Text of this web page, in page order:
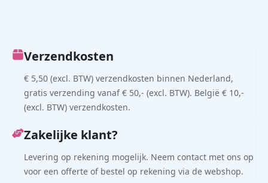
Verzendkosten
€ 5,50 (excl. BTW) verzendkosten binnen Nederland,
gratis verzending vanaf € 50,- (excl. BTW). België € 10,-
(excl. BTW) verzendkosten.
Zakelijke klant?
Levering op rekening mogelijk. Neem contact met ons op
voor een offerte of bestel op rekening via de webshop.